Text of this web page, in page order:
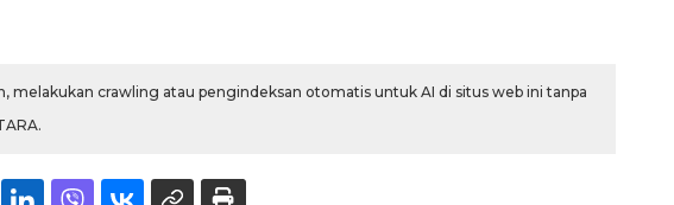
melakukan crawling atau pengindeksan otomatis untuk AI di situs web ini tanpa